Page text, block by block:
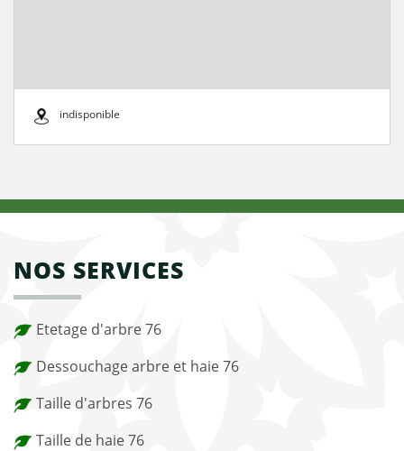
indisponible
NOS SERVICES
Etetage d'arbre 76
Dessouchage arbre et haie 76
Taille d'arbres 76
Taille de haie 76